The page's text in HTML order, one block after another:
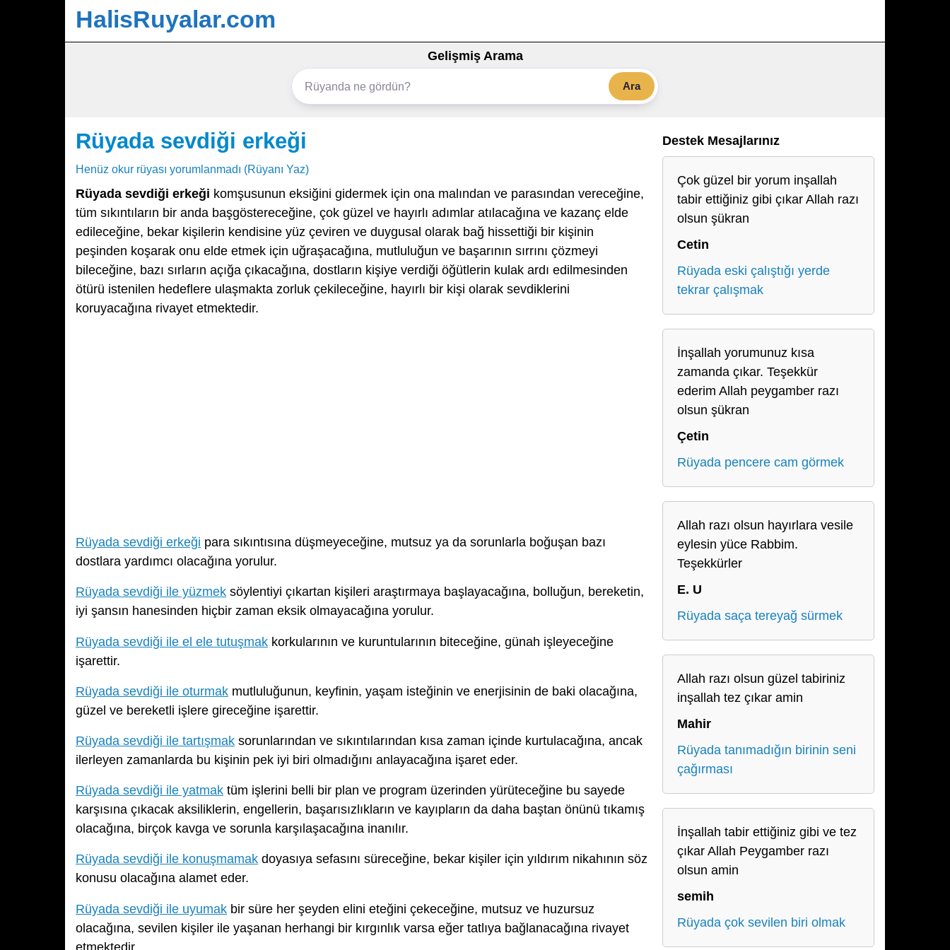
HalisRuyalar.com
Gelişmiş Arama
Ara
Rüyada sevdiği erkeği
Henüz okur rüyası yorumlanmadı (Rüyanı Yaz)
Rüyada sevdiği erkeği komşusunun eksiğini gidermek için ona malından ve parasından vereceğine,
tüm sıkıntıların bir anda başgöstereceğine, çok güzel ve hayırlı adımlar atılacağına ve kazanç elde
edileceğine, bekar kişilerin kendisine yüz çeviren ve duygusal olarak bağ hissettiği bir kişinin
peşinden koşarak onu elde etmek için uğraşacağına, mutluluğun ve başarının sırrını çözmeyi
bileceğine, bazı sırların açığa çıkacağına, dostların kişiye verdiği öğütlerin kulak ardı edilmesinden
ötürü istenilen hedeflere ulaşmakta zorluk çekileceğine, hayırlı bir kişi olarak sevdiklerini
koruyacağına rivayet etmektedir.
Rüyada sevdiği erkeği para sıkıntısına düşmeyeceğine, mutsuz ya da sorunlarla boğuşan bazı
dostlara yardımcı olacağına yorulur.
Rüyada sevdiği ile yüzmek söylentiyi çıkartan kişileri araştırmaya başlayacağına, bolluğun, bereketin,
iyi şansın hanesinden hiçbir zaman eksik olmayacağına yorulur.
Rüyada sevdiği ile el ele tutuşmak korkularının ve kuruntularının biteceğine, günah işleyeceğine
işarettir.
Rüyada sevdiği ile oturmak mutluluğunun, keyfinin, yaşam isteğinin ve enerjisinin de baki olacağına,
güzel ve bereketli işlere gireceğine işarettir.
Rüyada sevdiği ile tartışmak sorunlarından ve sıkıntılarından kısa zaman içinde kurtulacağına, ancak
ilerleyen zamanlarda bu kişinin pek iyi biri olmadığını anlayacağına işaret eder.
Rüyada sevdiği ile yatmak tüm işlerini belli bir plan ve program üzerinden yürüteceğine bu sayede
karşısına çıkacak aksiliklerin, engellerin, başarısızlıkların ve kayıpların da daha baştan önünü tıkamış
olacağına, birçok kavga ve sorunla karşılaşacağına inanılır.
Rüyada sevdiği ile konuşmamak doyasıya sefasını süreceğine, bekar kişiler için yıldırım nikahının söz
konusu olacağına alamet eder.
Rüyada sevdiği ile uyumak bir süre her şeyden elini eteğini çekeceğine, mutsuz ve huzursuz
olacağına, sevilen kişiler ile yaşanan herhangi bir kırgınlık varsa eğer tatlıya bağlanacağına rivayet
etmektedir.
Destek Mesajlarınız
Çok güzel bir yorum inşallah
tabir ettiğiniz gibi çıkar Allah razı
olsun şükran
Cetin
Rüyada eski çalıştığı yerde
tekrar çalışmak
İnşallah yorumunuz kısa
zamanda çıkar. Teşekkür
ederim Allah peygamber razı
olsun şükran
Çetin
Rüyada pencere cam görmek
Allah razı olsun hayırlara vesile
eylesin yüce Rabbim.
Teşekkürler
E. U
Rüyada saça tereyağ sürmek
Allah razı olsun güzel tabiriniz
inşallah tez çıkar amin
Mahir
Rüyada tanımadığın birinin seni
çağırması
İnşallah tabir ettiğiniz gibi ve tez
çıkar Allah Peygamber razı
olsun amin
semih
Rüyada çok sevilen biri olmak